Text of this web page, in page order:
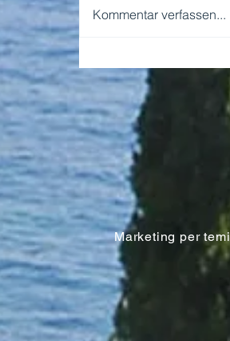
Kommentar verfassen...
Marketing per